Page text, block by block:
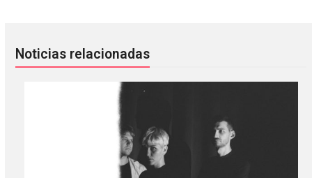
Noticias relacionadas